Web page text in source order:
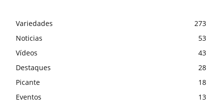
Variedades
273
Noticias
53
Vídeos
43
Destaques
28
Picante
18
Eventos
13